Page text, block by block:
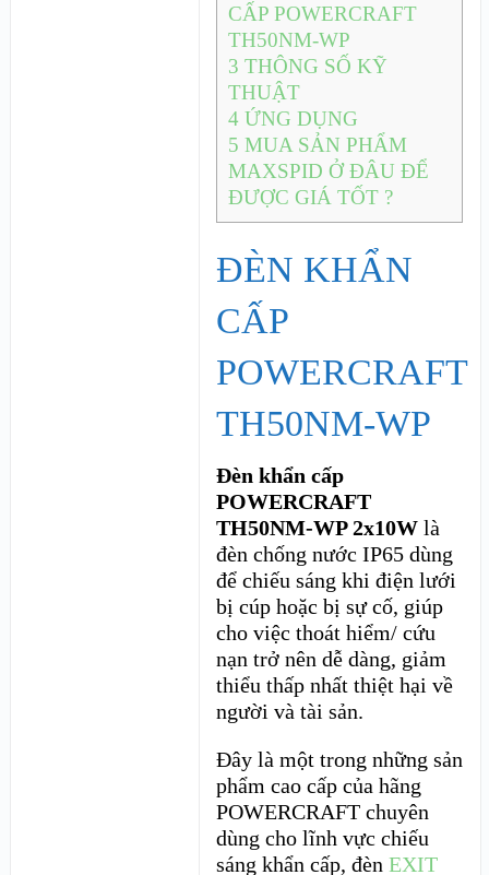
CẤP POWERCRAFT
TH50NM-WP
3 THÔNG SỐ KỸ
THUẬT
4 ỨNG DỤNG
5 MUA SẢN PHẨM
MAXSPID Ở ĐÂU ĐỂ
ĐƯỢC GIÁ TỐT ?
ĐÈN KHẨN
CẤP
POWERCRAFT
TH50NM-WP
Đèn khẩn cấp
POWERCRAFT
TH50NM-WP 2x10W là
đèn chống nước IP65 dùng
để chiếu sáng khi điện lưới
bị cúp hoặc bị sự cố, giúp
cho việc thoát hiểm/ cứu
nạn trở nên dễ dàng, giảm
thiểu thấp nhất thiệt hại về
người và tài sản.
Đây là một trong những sản
phẩm cao cấp của hãng
POWERCRAFT chuyên
dùng cho lĩnh vực chiếu
sáng khẩn cấp, đènEXIT